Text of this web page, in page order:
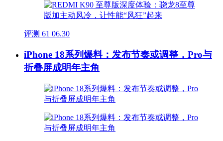
评测 61 06.30
iPhone 18系列爆料：发布节奏或调整，Pro与
折叠屏成明年主角